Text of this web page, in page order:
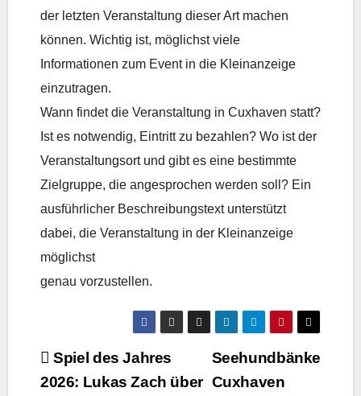
der letzten Veranstaltung dieser Art machen
können. Wichtig ist, möglichst viele
Informationen zum Event in die Kleinanzeige
einzutragen.
Wann findet die Veranstaltung in Cuxhaven statt?
Ist es notwendig, Eintritt zu bezahlen? Wo ist der
Veranstaltungsort und gibt es eine bestimmte
Zielgruppe, die angesprochen werden soll? Ein
ausführlicher Beschreibungstext unterstützt
dabei, die Veranstaltung in der Kleinanzeige
möglichst
genau vorzustellen.
BeitragsnavigationSeehundbänke
Cuxhaven
Spiel des Jahres
2026: Lukas Zach über